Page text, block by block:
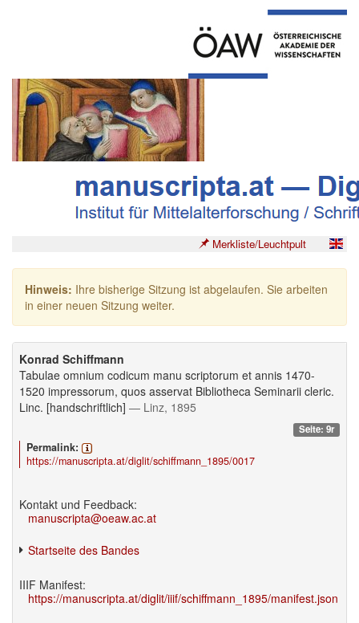
Merkliste/Leuchtpult
Hinweis: Ihre bisherige Sitzung ist abgelaufen. Sie arbeiten
in einer neuen Sitzung weiter.
Konrad Schiffmann
Tabulae omnium codicum manu scriptorum et annis 1470-
1520 impressorum, quos asservat Bibliotheca Seminarii cleric.
Linc. [handschriftlich] — Linz, 1895
Seite: 9r
Permalink:
https://manuscripta.at/diglit/schiffmann_1895/0017
Kontakt und Feedback:
manuscripta@oeaw.ac.at
Startseite des Bandes
IIIF Manifest:
https://manuscripta.at/diglit/iiif/schiffmann_1895/manifest.json